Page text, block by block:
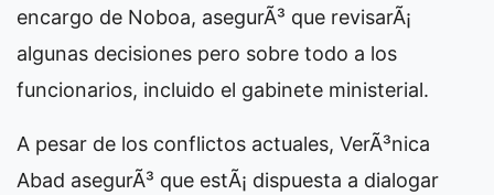
encargo de Noboa, asegurÃ³ que revisarÃ¡
algunas decisiones pero sobre todo a los
funcionarios, incluido el gabinete ministerial.
A pesar de los conflictos actuales, VerÃ³nica
Abad asegurÃ³ que estÃ¡ dispuesta a dialogar